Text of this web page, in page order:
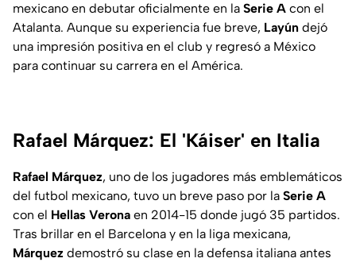
mexicano en debutar oficialmente en la Serie A con el
Atalanta. Aunque su experiencia fue breve, Layún dejó
una impresión positiva en el club y regresó a México
para continuar su carrera en el América.
Rafael Márquez: El 'Káiser' en Italia
Rafael Márquez, uno de los jugadores más emblemáticos
del futbol mexicano, tuvo un breve paso por la Serie A
con el Hellas Verona en 2014-15 donde jugó 35 partidos.
Tras brillar en el Barcelona y en la liga mexicana,
Márquez demostró su clase en la defensa italiana antes